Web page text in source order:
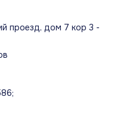
проезд, дом 7 кор 3 -